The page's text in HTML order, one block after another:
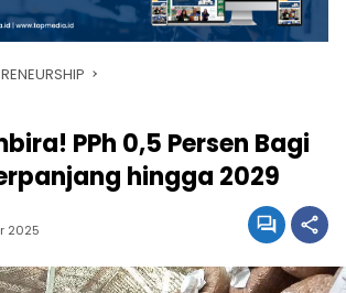
PPh 0,5 Persen Bagi
hingga 2029
2025